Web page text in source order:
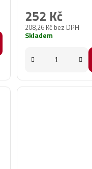
je
3,0
5
208,26 Kč bez DPH
252 Kč
Skladem